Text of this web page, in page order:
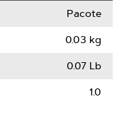
Pacote
0.03 kg
0.07 Lb
1.0